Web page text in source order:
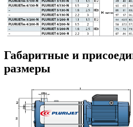
Габаритные и
размеры